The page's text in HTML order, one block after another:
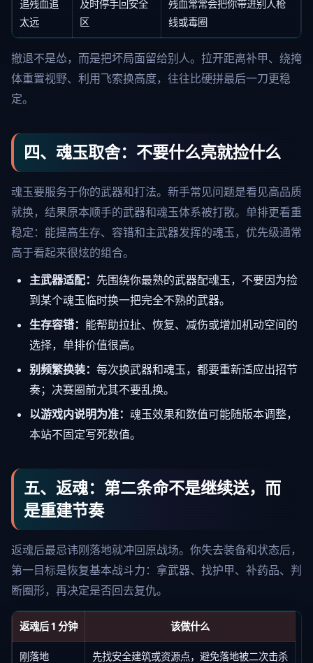
追残血追
太远
及时停手回安全
区
残血常常会把你带进别人枪
线或毒圈
撤退不是怂，而是把坏局面留给别人。拉开距离补甲、绕掩
体重置视野、利用飞索换高度，往往比硬拼最后一刀更稳
定。
四、魂玉取舍：不要什么亮就捡什么
魂玉要服务于你的武器和打法。新手常见问题是看见高品质
就换，结果原本顺手的武器和魂玉体系被打散。单排更看重
稳定：能提高生存、容错和主武器发挥的魂玉，优先级通常
高于看起来很炫的组合。
主武器适配： 先围绕你最熟的武器配魂玉，不要因为捡
到某个魂玉临时换一把完全不熟的武器。
生存容错： 能帮助拉扯、恢复、减伤或增加机动空间的
选择，单排价值很高。
别频繁换装： 每次换武器和魂玉，都要重新适应出招节
奏；决赛圈前尤其不要乱换。
以游戏内说明为准： 魂玉效果和数值可能随版本调整，
本站不固定写死数值。
五、返魂：第二条命不是继续送，而
是重建节奏
返魂后最忌讳刚落地就冲回原战场。你失去装备和状态后，
第一目标是恢复基本战斗力：拿武器、找护甲、补药品、判
断圈形，再决定是否回去复仇。
返魂后 1 分钟 该做什么
刚落地 先找安全建筑或资源点，避免落地被二次击杀